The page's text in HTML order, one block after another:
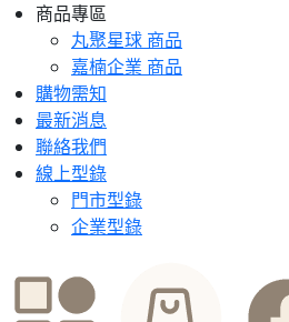
商品專區
丸聚星球 商品
嘉楠企業 商品
購物需知
最新消息
聯絡我們
線上型錄
門市型錄
企業型錄